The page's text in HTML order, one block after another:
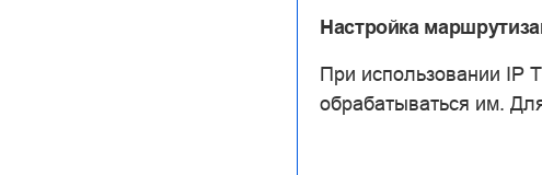
Настройка
При использовании IP
обрабатываться им.